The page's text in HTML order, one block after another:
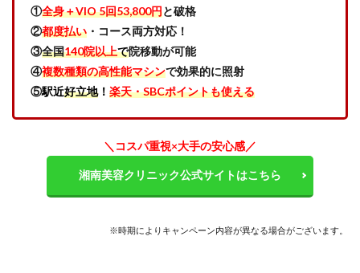
査し
た結
果
「コ
スパ
の良
さと
感が
【SBC
①全身＋VIO 5回53,800円と破格
②都度払い ・コース両方対応！
③全国140院以上で院移動が可能
④複数種類の高性能マシンで効果的に照射
⑤駅近好立地！ 楽天・SBCポイントも使える
＼コスパ重視×大手の安心感／
湘南美容クリニック公式サイトはこちら
※時期によりキャンペーン内容が異なる場合がございます。